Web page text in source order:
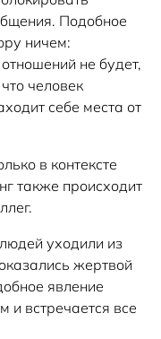
Подобное
ничем:
не будет,
человек
себе места от
в контексте
также происходит
уходили из
жертвой
явление
и встречается все